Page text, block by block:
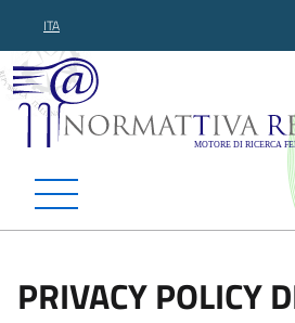
ITA
Normattiva
PRIVACY POLICY